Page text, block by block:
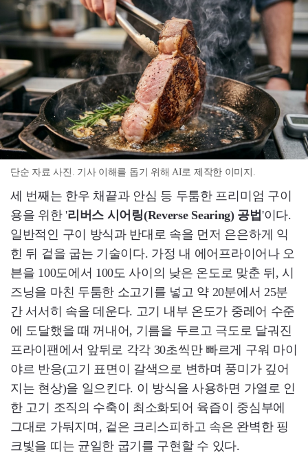
단순 자료 사진. 기사 이해를 돕기 위해 AI로 제작한 이미지.
세 번째는 한우 채끝과 안심 등 두툼한 프리미엄 구이
용을 위한 '리버스 시어링(Reverse Searing) 공법 '이다.
일반적인 구이 방식과 반대로 속을 먼저 은은하게 익
힌 뒤 겉을 굽는 기술이다. 가정 내 에어프라이어나 오
븐을 100도에서 100도 사이의 낮은 온도로 맞춘 뒤, 시
즈닝을 마친 두툼한 소고기를 넣고 약 20분에서 25분
간 서서히 속을 데운다. 고기 내부 온도가 중레어 수준
에 도달했을 때 꺼내어, 기름을 두르고 극도로 달궈진
프라이팬에서 앞뒤로 각각 30초씩만 빠르게 구워 마이
야르 반응(고기 표면이 갈색으로 변하며 풍미가 깊어
지는 현상)을 일으킨다. 이 방식을 사용하면 가열로 인
한 고기 조직의 수축이 최소화되어 육즙이 중심부에
그대로 가둬지며, 겉은 크리스피하고 속은 완벽한 핑
크빛을 띠는 균일한 굽기를 구현할 수 있다.